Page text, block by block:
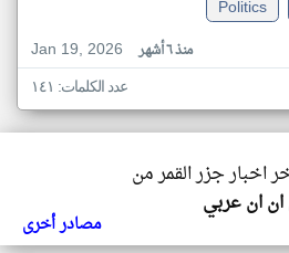
Politics
Jan 19, 2026
منذ ٦ أشهر
عدد الكلمات: ١٤١
اخبار جزر القمر من
ان عربي
مصادر أخرى